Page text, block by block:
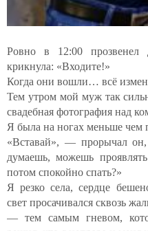
Ровно в 12:00
крикнула: «Входите!»
Когда они вошли… всё
Тем утром мой муж так
свадебная фотография над
Я была на ногах меньше чем
«Вставай», — прорычал
думаешь, можешь
потом спокойно спать?»
Я резко села, сердце
свет просачивался сквозь
— тем самым гневом,